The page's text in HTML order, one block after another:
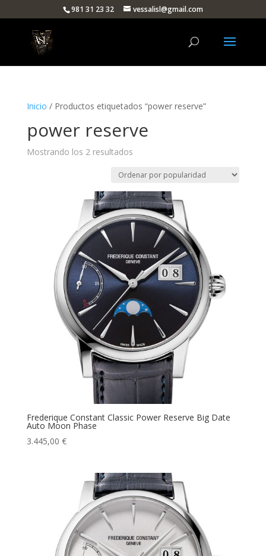
981 31 23 32 vessalisl@gmail.com
Inicio / Productos etiquetados “power reserve”
power reserve
Mostrando los 2 resultadosOrdenado
popularidad
Frederique Constant Classic Power Reserve Big Date
Auto Moon Phase
3.445,00 €